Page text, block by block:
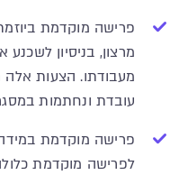
פרישה מוקדמת
מרצון, בניסיון
מעבודתו. הצעות אלה
עובדת ונחתמות
פרישה מוקדמת
לפרישה מוקדמת